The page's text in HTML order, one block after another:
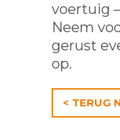
voertuig
Neem
gerust
op.
< TERUG